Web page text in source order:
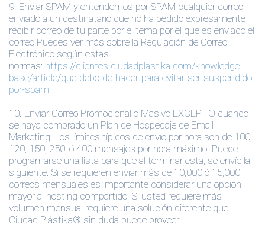
9. Enviar SPAM y entendemos por SPAM cualquier correo
enviado a un destinatario que no ha pedido expresamente
recibir correo de tu parte por el tema por el que es enviado el
correo.Puedes ver más sobre la Regulación de Correo
Electrónico según estas
normas: https://clientes.ciudadplastika.com/knowledge-
base/article/que-debo-de-hacer-para-evitar-ser-suspendido-
por-spam
10. Enviar Correo Promocional o Masivo EXCEPTO cuando
se haya comprado un Plan de Hospedaje de Email
Marketing. Los límites típicos de envío por hora son de 100,
120, 150, 250, ó 400 mensajes por hora máximo. Puede
programarse una lista para que al terminar esta, se envíe la
siguiente. Si se requieren enviar más de 10,000 ó 15,000
correos mensuales es importante considerar una opción
mayor al hosting compartido. Si usted requiere más
volumen mensual requiere una solución diferente que
Ciudad Plástika® sin duda puede proveer.